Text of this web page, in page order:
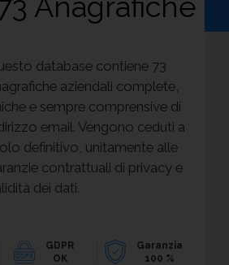
della promo online:-50% su
,-60% da 2 Database.
2026 esclusivamente per gli acquisti online.
sono sempre operative anche durante il periodo
con altre promozioni o sconti.
il -60%!
database contiene 73
aziendali complete,
e sempre comprensive di
email. Vengono ceduti a
definitivo, unitamente alle
contrattuali di privacy e
dei dati.
GDPR
OK
Garanzia
100 %